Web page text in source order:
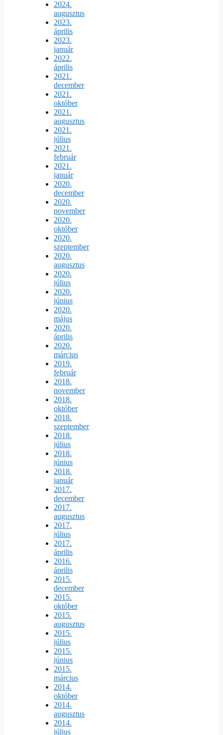
2024.
augusztus
2023.
április
2023.
január
2022.
április
2021.
december
2021.
október
2021.
augusztus
2021.
július
2021.
február
2021.
január
2020.
december
2020.
november
2020.
október
2020.
szeptember
2020.
augusztus
2020.
július
2020.
június
2020.
május
2020.
április
2020.
március
2019.
február
2018.
november
2018.
október
2018.
szeptember
2018.
július
2018.
június
2018.
január
2017.
december
2017.
augusztus
2017.
július
2017.
április
2016.
április
2015.
december
2015.
október
2015.
augusztus
2015.
július
2015.
június
2015.
március
2014.
október
2014.
augusztus
2014.
július